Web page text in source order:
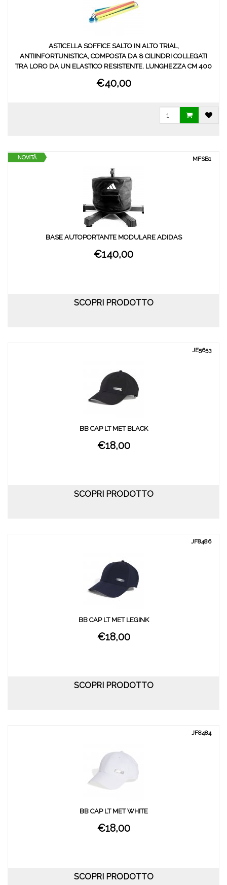
ASTICELLA SOFFICE SALTO IN ALTO TRIAL,
ANTIINFORTUNISTICA, COMPOSTA DA 8 CILINDRI COLLEGATI
TRA LORO DA UN ELASTICO RESISTENTE. LUNGHEZZA CM 400
€40,00
MFSB1
BASE AUTOPORTANTE MODULARE ADIDAS
€140,00
SCOPRI PRODOTTO
JE5653
BB CAP LT MET BLACK
€18,00
SCOPRI PRODOTTO
JF8486
BB CAP LT MET LEGINK
€18,00
SCOPRI PRODOTTO
JF8484
BB CAP LT MET WHITE
€18,00
SCOPRI PRODOTTO